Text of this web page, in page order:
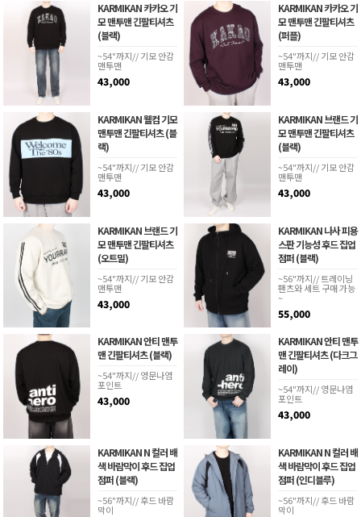
KARMIKAN 카카오 기
모 맨투맨 긴팔티셔츠
(블랙)
~54"까지// 기모 안감
맨투맨
43,000
KARMIKAN 카카오 기
모 맨투맨 긴팔티셔츠
(퍼플)
~54"까지// 기모 안감
맨투맨
43,000
KARMIKAN 웰컴 기모
맨투맨 긴팔티셔츠 (블
랙)
~54"까지// 기모 안감
맨투맨
43,000
KARMIKAN 브랜드 기
모 맨투맨 긴팔티셔츠
(블랙)
~54"까지// 기모 안감
맨투맨
43,000
KARMIKAN 브랜드 기
모 맨투맨 긴팔티셔츠
(오트밀)
~54"까지// 기모 안감
맨투맨
43,000
KARMIKAN 나사 피용
스판 기능성 후드 집업
점퍼 (블랙)
~56"까지// 트레이닝
팬츠와 세트 구매 가능
~
55,000
KARMIKAN 안티 맨투
맨 긴팔티셔츠 (블랙)
~54"까지// 영문나염
포인트
43,000
KARMIKAN 안티 맨투
맨 긴팔티셔츠 (다크그
레이)
~54"까지// 영문나염
포인트
43,000
KARMIKAN N 컬러 배
색 바람막이 후드 집업
점퍼 (블랙)
~56"까지// 후드 바람
막이
KARMIKAN N 컬러 배
색 바람막이 후드 집업
점퍼 (인디블루)
~56"까지// 후드 바람
막이